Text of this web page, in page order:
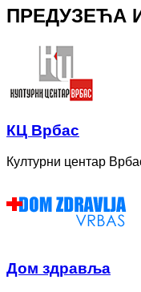
ПРЕДУЗЕЋА
КЦ Врбас
Културни центар
Дом здравља